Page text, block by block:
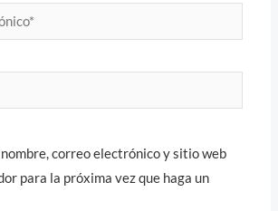
correo electrónico y sitio web
para la próxima vez que haga un